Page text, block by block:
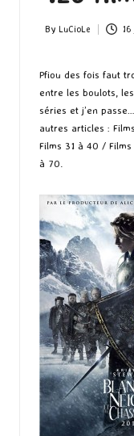
Posted
By LuCioLe
Pfiou des fois faut
entre les boulots,
séries et j’en
autres articles :
Films 31 à 40 /
à 70.